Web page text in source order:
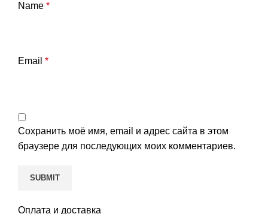
Name *
Email *
Сохранить моё имя, email и адрес сайта в этом
браузере для последующих моих комментариев.
Оплата и доставка